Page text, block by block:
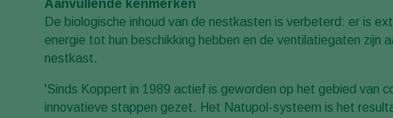
Aanvullende kenmerken
De biologische inhoud van de nestkasten is verbeterd: er is
energie tot hun beschikking hebben en de ventilatiegaten zijn
nestkast.
'Sinds Koppert in 1989 actief is geworden op het gebied van
innovatieve stappen gezet. Het Natupol-systeem is het